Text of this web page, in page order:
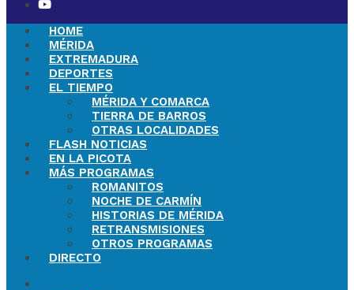
HOME
MÉRIDA
EXTREMADURA
DEPORTES
EL TIEMPO
MÉRIDA Y COMARCA
TIERRA DE BARROS
OTRAS LOCALIDADES
FLASH NOTICIAS
EN LA PICOTA
MÁS PROGRAMAS
ROMANITOS
NOCHE DE CARMÍN
HISTORIAS DE MÉRIDA
RETRANSMISIONES
OTROS PROGRAMAS
DIRECTO